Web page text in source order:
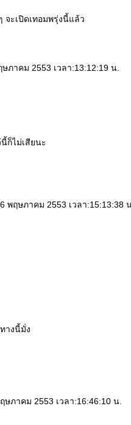
ะเปิดเทอมพรุ่งนี้แล้ว
ภาคม 2553 เวลา:13:12:19 น.
ก็ไม่เสียนะ
พฤษภาคม 2553 เวลา:15:13:38
างนี้มั่ง
ษภาคม 2553 เวลา:16:46:10 น.